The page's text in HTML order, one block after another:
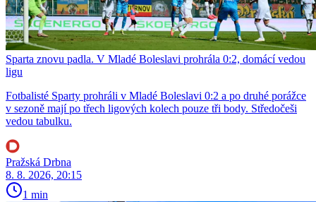
Sparta znovu padla. V Mladé Boleslavi prohrála 0:2, domácí vedou
ligu
Fotbalisté Sparty prohráli v Mladé Boleslavi 0:2 a po druhé porážce
v sezoně mají po třech ligových kolech pouze tři body. Středočeši
vedou tabulku.
Pražská Drbna
8. 8. 2026, 20:15
1 min